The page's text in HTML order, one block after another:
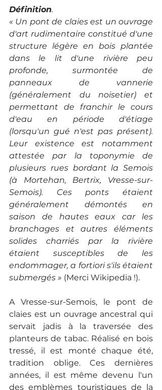
Définition.
« Un pont de claies est un ouvrage
d'art rudimentaire constitué d'une
structure légère en bois plantée
dans le lit d'une rivière peu
profonde, surmontée de
panneaux de vannerie
(généralement du noisetier) et
permettant de franchir le cours
d'eau en période d'étiage
(lorsqu'un gué n'est pas présent).
Leur existence est notamment
attestée par la toponymie de
plusieurs rues bordant la Semois
(à Mortehan, Bertrix, Vresse-sur-
Semois). Ces ponts étaient
généralement démontés en
saison de hautes eaux car les
branchages et autres éléments
solides charriés par la rivière
étaient susceptibles de les
endommager, a fortiori s'ils étaient
submergés » (Merci Wikipedia !).
A Vresse-sur-Semois, le pont de
claies est un ouvrage ancestral qui
servait jadis à la traversée des
planteurs de tabac. Réalisé en bois
tressé, il est monté chaque été,
tradition oblige. Ces dernières
années, il est même devenu l'un
des emblèmes touristiques de la